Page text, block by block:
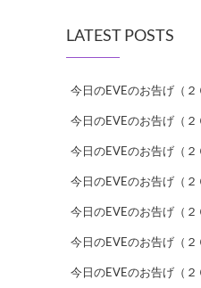
LATEST POSTS
今日のEVEのお告げ（２
今日のEVEのお告げ（２
今日のEVEのお告げ（２
今日のEVEのお告げ（２
今日のEVEのお告げ（２
今日のEVEのお告げ（２
今日のEVEのお告げ（２